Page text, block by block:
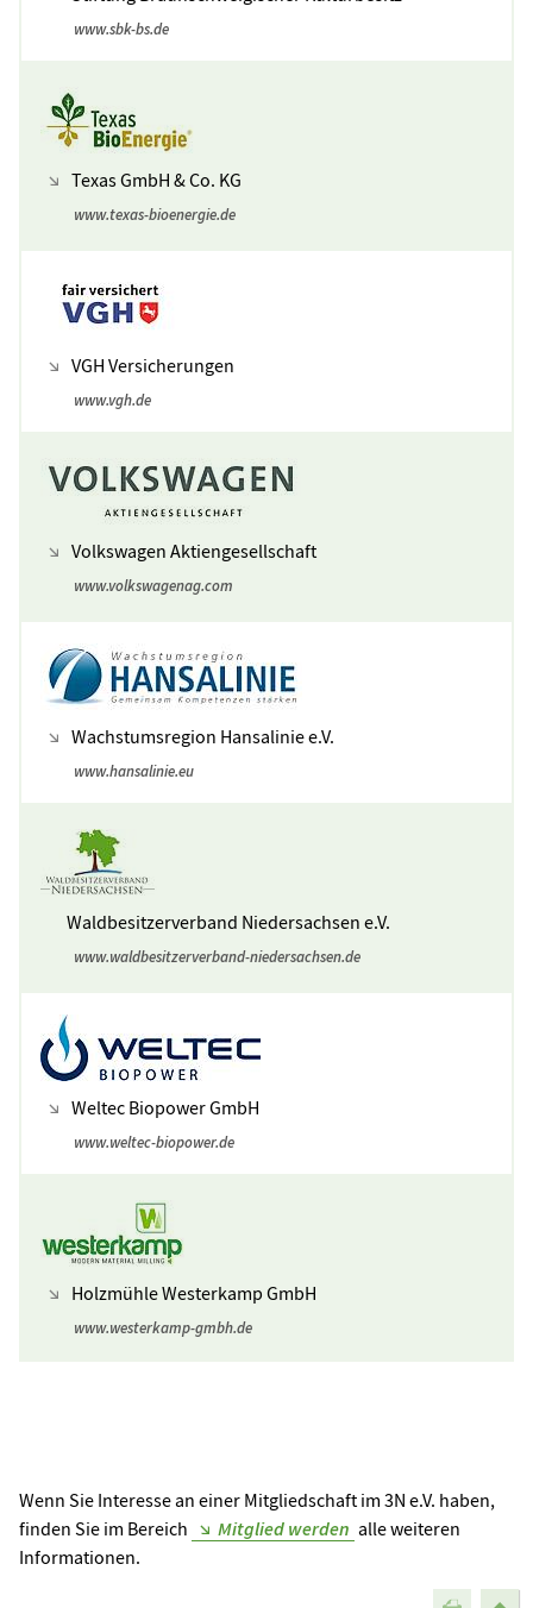
www.sbk-bs.de
Texas GmbH & Co. KG
www.texas-bioenergie.de
VGH Versicherungen
www.vgh.de
Volkswagen Aktiengesellschaft
www.volkswagenag.com
Wachstumsregion Hansalinie e.V.
www.hansalinie.eu
Waldbesitzerverband Niedersachsen e.V.
www.waldbesitzerverband-niedersachsen.de
Weltec Biopower GmbH
www.weltec-biopower.de
Holzmühle Westerkamp GmbH
www.westerkamp-gmbh.de
Wenn Sie Interesse an einer Mitgliedschaft im 3N e.V. haben,
finden Sie im Bereich
Mitglied werden alle weiteren
Informationen.